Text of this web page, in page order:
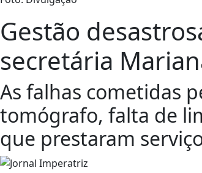
Gestão
secretária
As falhas cometidas
tomógrafo, falta de
que prestaram